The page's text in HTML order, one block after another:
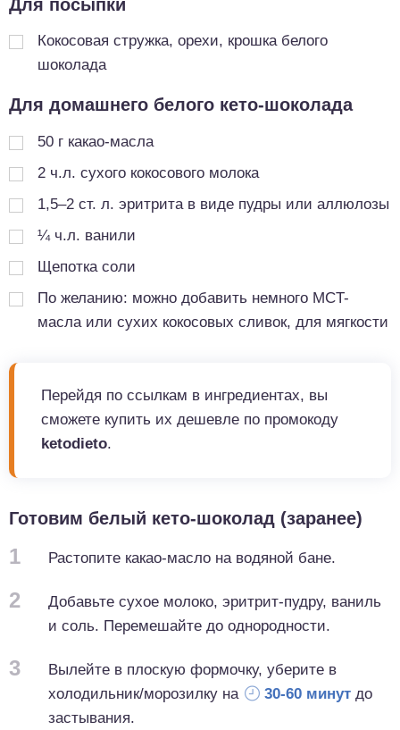
Для посыпки
Кокосовая стружка, орехи, крошка белого
шоколада
Для домашнего белого кето-шоколада
50 г какао-масла
2 ч.л. сухого кокосового молока
1,5–2 ст. л. эритрита в виде пудры или аллюлозы
¼ ч.л. ванили
Щепотка соли
По желанию: можно добавить немного MCT-
масла или сухих кокосовых сливок, для мягкости
Перейдя по ссылкам в ингредиентах, вы
сможете купить их дешевле по промокоду
ketodieto.
Готовим белый кето-шоколад (заранее)
1 Растопите какао-масло на водяной бане.
2
Добавьте сухое молоко, эритрит-пудру, ваниль
и соль. Перемешайте до однородности.
3
Вылейте в плоскую формочку, уберите в
холодильник/морозилку на
30-60 минут до
застывания.